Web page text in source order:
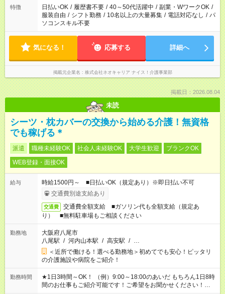
特徴 日払いOK / 履歴書不要 / 40～50代活躍中 / 副業・WワークOK /
服装自由 / シフト勤務 / 10名以上の大量募集 / 電話対応なし / パ
ソコンスキル不要
気になる！ 応募する 詳細へ
掲載元企業名 株式会社ネオキャリア ナイス！介護事業部
掲載日：2026.08.04
未読
シーツ・枕カバーの交換から始める介護！無資格
でも稼げる＊
派遣 職種未経験OK 社会人未経験OK 大学生歓迎
ブランクOK
WEB登録・面接OK
給与
時給1500円～ ■日払いOK（規定あり）※即日払い不可
交通費別途支給あり
交通費
交通費全額支給 ■ガソリン代も全額支給（規定あ
り） ■無料駐車場もご相談ください
勤務地
大阪府八尾市
八尾駅 / 河内山本駅 / 高安駅 / …
＜近所で働ける！選べる勤務地＞初めてでも安心！ピッタリ
の介護施設や病院をご紹介！
勤務時間
★1日3時間～OK！ （例）9:00～18:00のあいだ もちろん1日8時
間のお仕事もご紹介可能です！ご希望をお聞かせください！★家